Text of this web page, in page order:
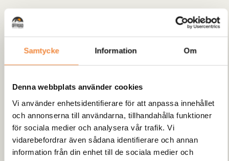
Samtycke Information Om
Denna webbplats använder cookies
Vi använder enhetsidentifierare för att anpassa innehållet
och annonserna till användarna, tillhandahålla funktioner
för sociala medier och analysera vår trafik. Vi
vidarebefordrar även sådana identifierare och annan
information från din enhet till de sociala medier och
Mått utfälld 60cm x 11,4cm
Vikt 630g
Tillgänglighet: 1 i lager
Lägg till i varukorg
Artikelnr:PWSA01 Kategori:Universalredskap